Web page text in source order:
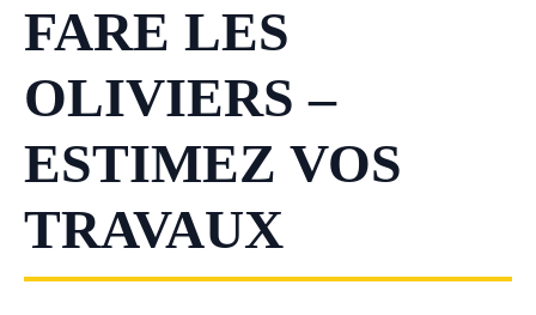
FARE LES
OLIVIERS –
ESTIMEZ VOS
TRAVAUX